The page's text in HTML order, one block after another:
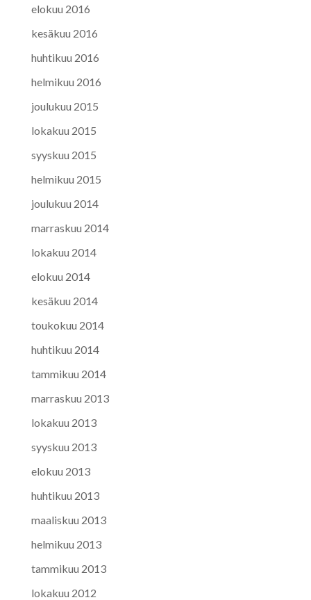
elokuu 2016
kesäkuu 2016
huhtikuu 2016
helmikuu 2016
joulukuu 2015
lokakuu 2015
syyskuu 2015
helmikuu 2015
joulukuu 2014
marraskuu 2014
lokakuu 2014
elokuu 2014
kesäkuu 2014
toukokuu 2014
huhtikuu 2014
tammikuu 2014
marraskuu 2013
lokakuu 2013
syyskuu 2013
elokuu 2013
huhtikuu 2013
maaliskuu 2013
helmikuu 2013
tammikuu 2013
lokakuu 2012